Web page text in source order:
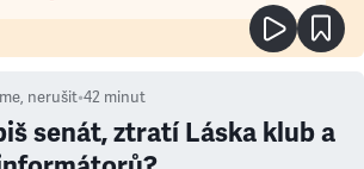
nerušit•42 minut
senát, ztratí Láska klub a